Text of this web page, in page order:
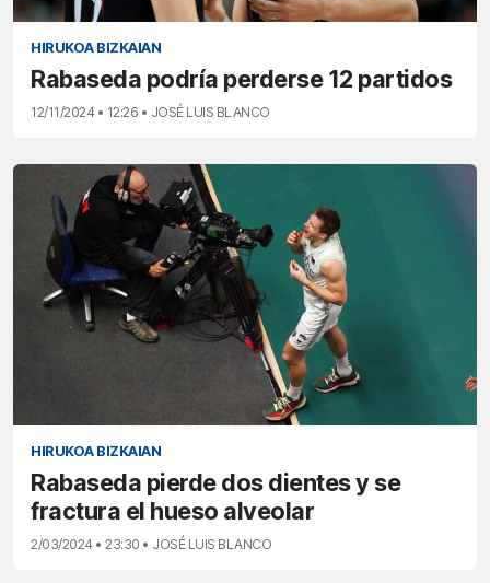
HIRUKOA BIZKAIAN
Rabaseda podría perderse 12 partidos
12/11/2024 • 12:26 • JOSÉ LUIS BLANCO
HIRUKOA BIZKAIAN
Rabaseda pierde dos dientes y se
fractura el hueso alveolar
2/03/2024 • 23:30 • JOSÉ LUIS BLANCO